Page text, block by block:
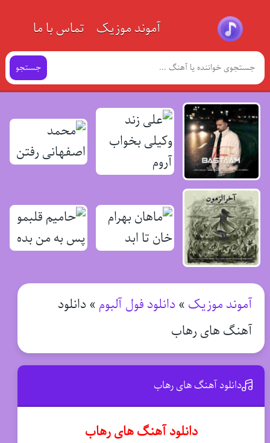
آموند موزیک تماس با ما
جستجو
آموند موزیک »دانلود فول آلبوم »دانلود
آهنگ های رهاب
دانلود آهنگ های رهاب
دانلود آهنگ های رهاب